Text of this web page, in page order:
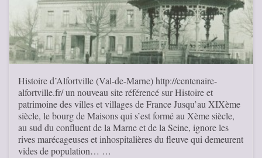
Histoire d’Alfortville (Val-de-Marne) http://centenaire-
alfortville.fr/ un nouveau site référencé sur Histoire et
patrimoine des villes et villages de France Jusqu’au XIXème
siècle, le bourg de Maisons qui s’est formé au Xème siècle,
au sud du confluent de la Marne et de la Seine, ignore les
rives marécageuses et inhospitalières du fleuve qui demeurent
vides de population… …